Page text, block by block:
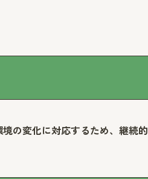
の変化に対応するため、継続